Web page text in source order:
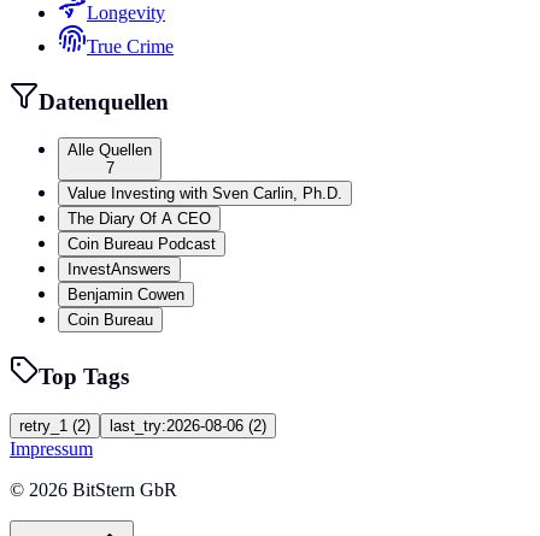
Longevity
True Crime
Datenquellen
Alle Quellen
7
Value Investing with Sven Carlin, Ph.D.
The Diary Of A CEO
Coin Bureau Podcast
InvestAnswers
Benjamin Cowen
Coin Bureau
Top Tags
retry_1 (2) last_try:2026-08-06 (2)
Impressum
© 2026 BitStern GbR